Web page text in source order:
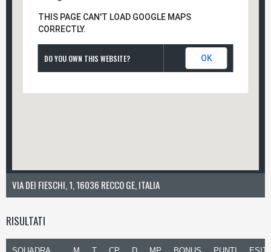
THIS PAGE CAN'T LOAD GOOGLE MAPS
CORRECTLY.
DO YOU OWN THIS WEBSITE? OK
VIA DEI FIESCHI, 1, 16036 RECCO GE, ITALIA
RISULTATI